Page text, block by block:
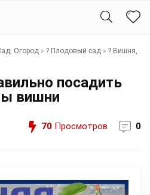
Огород » ?️ Плодовый сад » ?️ Вишня,
посадить
вишни
70 Просмотров 0